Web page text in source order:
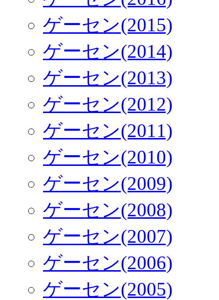
ゲーセン(2015)
ゲーセン(2014)
ゲーセン(2013)
ゲーセン(2012)
ゲーセン(2011)
ゲーセン(2010)
ゲーセン(2009)
ゲーセン(2008)
ゲーセン(2007)
ゲーセン(2006)
ゲーセン(2005)